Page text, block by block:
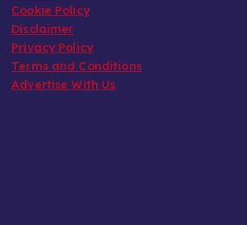
Cookie Policy
Disclaimer
Privacy Policy
Terms and Conditions
Advertise With Us